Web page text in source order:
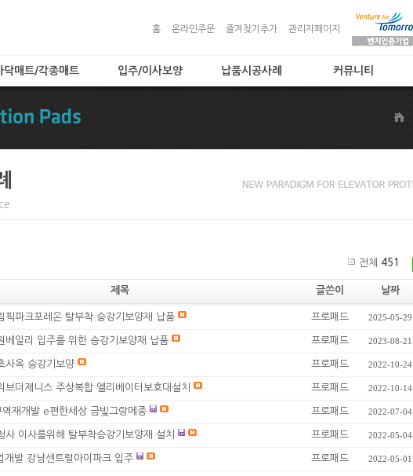
홈 온라인주문 즐겨찾기추가 관리자페이지
닥매트/각종매트
비매트
호용매트
관매트
입주/이사보양 납품시공사례 커뮤니티
자주하는 질문
전체 451
제목 글쓴이 날짜
픽파크포레온 탈부착 승강기보양재 납품 프로패드 2025-05-29
베일리 입주를 위한 승강기보양재 납품 프로패드 2023-08-21
사옥 승강기보양 프로패드 2022-10-24
브더제니스 주상복합 엘리베이터보호대설치 프로패드 2022-10-14
재개발 e편한세상 금빛그랑메종 프로패드 2022-07-04
사 이사를위해 탈부착승강기보양재 설치 프로패드 2022-05-04
개발 강남센트럴아이파크 입주 프로패드 2022-05-01